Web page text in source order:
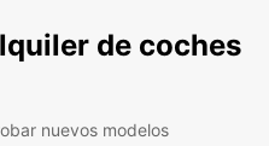
de coches
nuevos modelos